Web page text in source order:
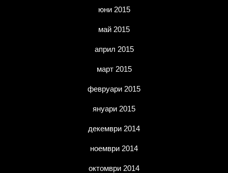
юни 2015
май 2015
април 2015
март 2015
февруари 2015
януари 2015
декември 2014
ноември 2014
октомври 2014